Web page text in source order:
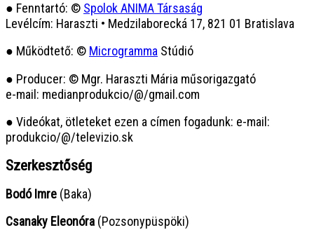
● Fenntartó: © Spolok ANIMA Társaság
Levélcím: Haraszti • Medzilaborecká 17, 821 01 Bratislava
● Működtető: © Microgramma Stúdió
● Producer: © Mgr. Haraszti Mária műsorigazgató
e-mail: medianprodukcio/@/gmail.com
● Videókat, ötleteket ezen a címen fogadunk: e-mail:
produkcio/@/televizio.sk
Szerkesztőség
Bodó Imre (Baka)
Csanaky Eleonóra (Pozsonypüspöki)